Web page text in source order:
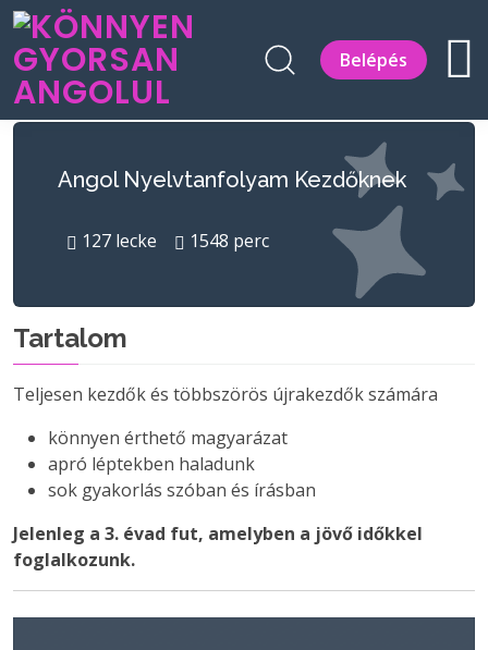
Belépés
Angol Nyelvtanfolyam Kezdőknek
127 lecke 1548 perc
Tartalom
Teljesen kezdők és többszörös újrakezdők számára
könnyen érthető magyarázat
apró léptekben haladunk
sok gyakorlás szóban és írásban
Jelenleg a 3. évad fut, amelyben a jövő időkkel
foglalkozunk.